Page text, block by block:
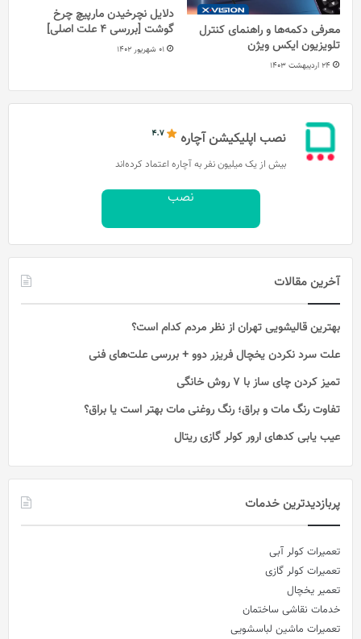
معرفی دکمه‌ها و راهنمای کنترل
تلویزیون ایکس ویژن
24 اردیبهشت 1403
دلایل نچرخیدن مارپیچ چرخ
گوشت [بررسی 4 علت اصلی]
01 شهریور 1402
نصب اپلیکیشن آچاره
بیش از یک میلیون نفر به آچاره اعتماد کرده‌اند
نصب
آخرین مقالات
بهترین قالیشویی تهران‌ از نظر مردم کدام است؟
علت سرد نکردن یخچال فریزر دوو + بررسی علت‌های فنی
تمیز کردن چای ساز با ۷ روش خانگی
تفاوت رنگ مات و براق؛ رنگ روغنی مات بهتر است یا براق؟
عیب یابی کدهای ارور کولر گازی ریتال
پربازدیدترین خدمات
تعمیرات کولر آبی
تعمیرات کولر گازی
تعمیر یخچال
خدمات نقاشی ساختمان
تعمیرات ماشین لباسشویی